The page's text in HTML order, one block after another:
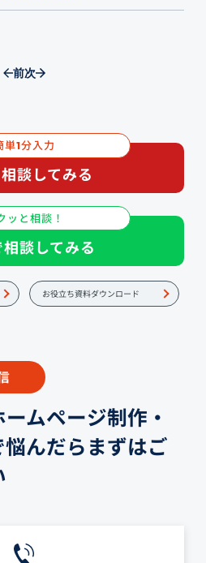
前次
単1分入力
談してみる
ッと相談！
談してみる
お役立ち資料ダウンロード
ムページ制作・
んだらまずはご